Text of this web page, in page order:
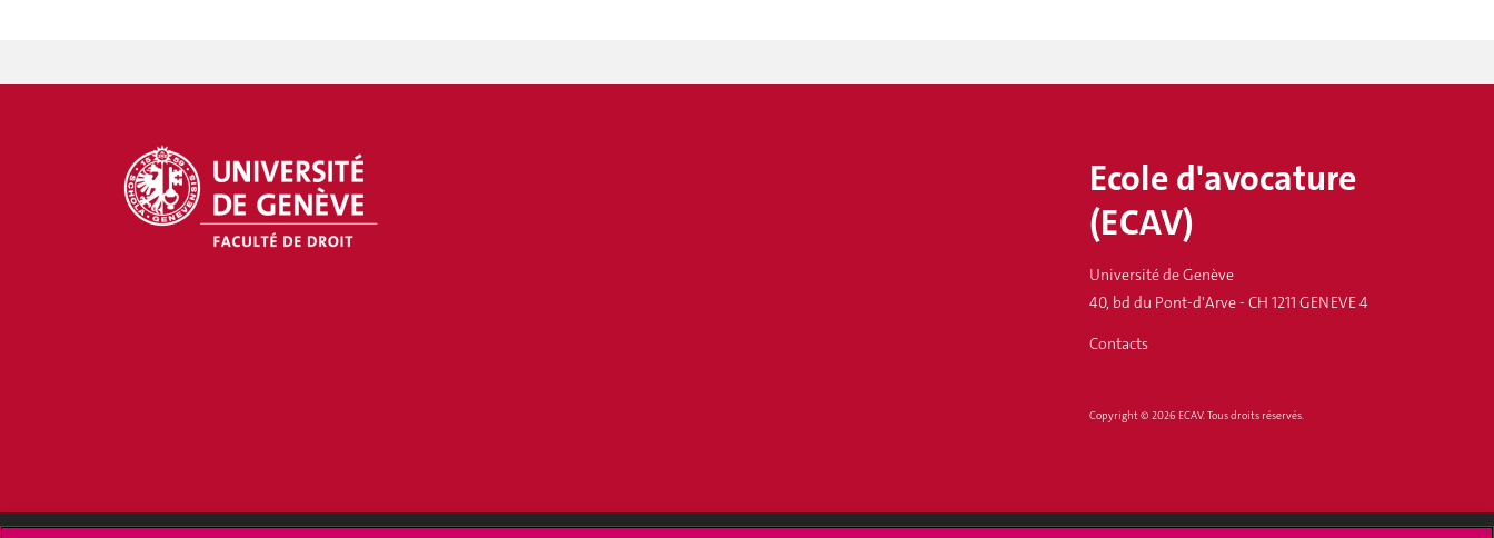
Ecole d'avocature
(ECAV)
Université de Genève
40, bd du Pont-d'Arve - CH 1211 GENEVE 4
Contacts
Copyright © 2026 ECAV. Tous droits réservés.